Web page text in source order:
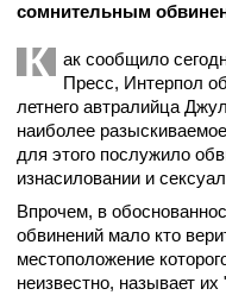
сомнительным
К
ак сообщило
Пресс, Интерпол
летнего автралийца
наиболее
для этого послужило
изнасиловании и
Впрочем, в
обвинений мало кто
местоположение
неизвестно, называет их